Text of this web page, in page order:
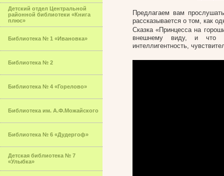
Детский отдел Центральной
районной библиотеки «Книга
плюс»
Библиотека № 1 «Ивановка»
Библиотека № 2
Библиотека № 4 «Горелово»
Библиотека им. А.Ф.Можайского
Библиотека № 6 «Дудергоф»
Детская библиотека № 7
«Улыбка»
Предлагаем вам
рассказывается о том, как
Сказка «Принцесса на
внешнему виду, и что
интеллигентность,